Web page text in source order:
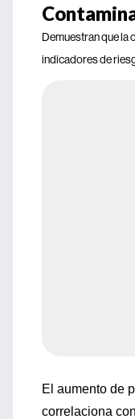
Demuestran que la
indicadores de
El aumento de
correlaciona